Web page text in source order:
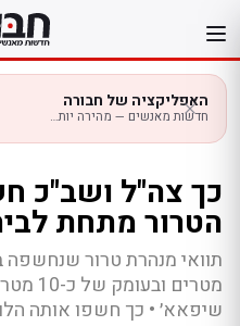
לתוכן
האפליקציה של חבורה
חדשות מאנשים — מהירה יותר בנייד
כך צה"ל ושב"כ
הטרור מתחת
מטרים
שיפאא׳ • כך חשפו אותה